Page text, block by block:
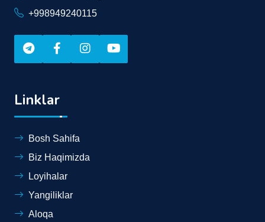
+998949240115
Linklar
Bosh Sahifa
Biz Haqimizda
Loyihalar
Yangiliklar
Aloqa